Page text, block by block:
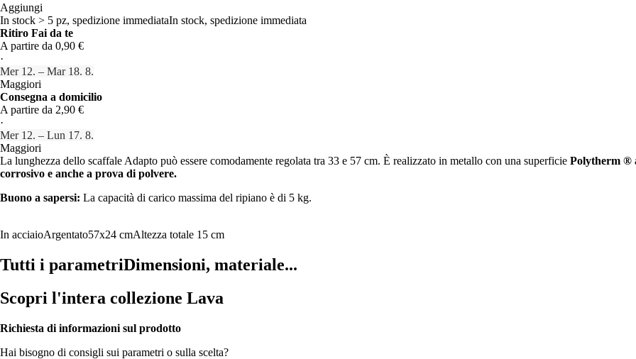
Aggiungi
In stock > 5 pz, spedizione immediataIn stock, spedizione immediata
Ritiro Fai da te
A partire da 0,90 €
·
Mer 12. – Mar 18. 8.
Maggiori
Consegna a domicilio
A partire da 2,90 €
·
Mer 12. – Lun 17. 8.
Maggiori
La lunghezza dello scaffale Adapto può essere comodamente regolata tra 33 e 57 cm. È realizzato in metallo con una superficie Polytherm ®
corrosivo e anche a prova di polvere.
Buono a sapersi: La capacità di carico massima del ripiano è di 5 kg.
In acciaioArgentato57x24 cmAltezza totale 15 cm
Tutti i parametriDimensioni, materiale...
Scopri l'intera collezione Lava
Richiesta di informazioni sul prodotto
Hai bisogno di consigli sui parametri o sulla scelta?